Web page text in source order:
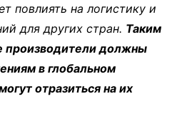
повлиять на логистику и
для других стран. Таким
производители должны
в глобальном
отразиться на их